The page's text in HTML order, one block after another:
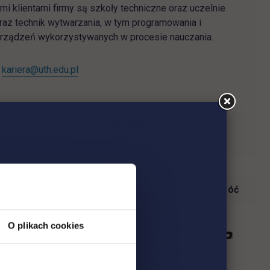
O plikach cookies
klientami firmy są szkoły techniczne oraz uczelnie
technik wytwarzania, w tym programowania i
wykorzystywanych w procesie nauczania.
kariera@uth.edu.pl
Wróć